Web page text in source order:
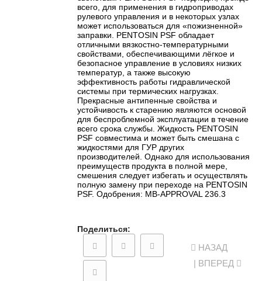
всего, для применения в гидроприводах
рулевого управления и в некоторых узлах
может использоваться для «пожизненной»
заправки. PENTOSIN PSF обладает
отличными вязкостно-температурными
свойствами, обеспечивающими лёгкое и
безопасное управление в условиях низких
температур, а также высокую
эффективность работы гидравлической
системы при термических нагрузках.
Прекрасные антипенные свойства и
устойчивость к старению являются основой
для беспроблемной эксплуатации в течение
всего срока службы. Жидкость PENTOSIN
PSF совместима и может быть смешана с
жидкостями для ГУР других
производителей. Однако для использования
преимуществ продукта в полной мере,
смешения следует избегать и осуществлять
полную замену при переходе на PENTOSIN
PSF. Одобрения: MB-APPROVAL 236.3
Поделиться:
НАЗАД
| ВПЕРЕД